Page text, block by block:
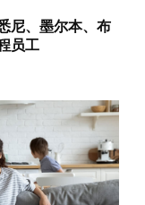
尼、墨尔本、布
员工